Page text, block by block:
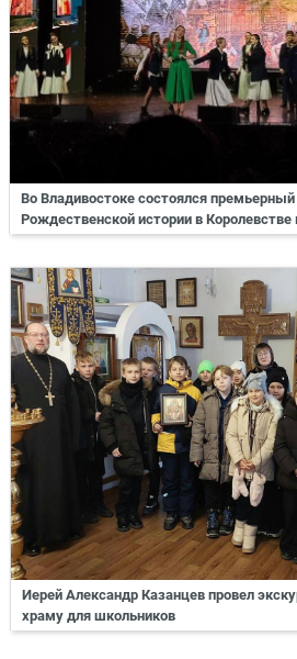
Во Владивостоке состоялся
Рождественской истории в Королевстве
Иерей Александр Казанцев провел
храму для школьников